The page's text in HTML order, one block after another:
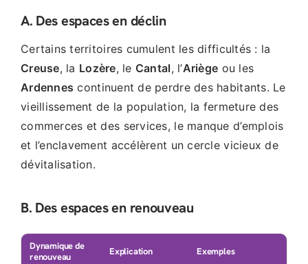
A. Des espaces en déclin
Certains territoires cumulent les difficultés : la
Creuse, la Lozère, le Cantal, l’Ariège ou les
Ardennes continuent de perdre des habitants. Le
vieillissement de la population, la fermeture des
commerces et des services, le manque d’emplois
et l’enclavement accélèrent un cercle vicieux de
dévitalisation.
B. Des espaces en renouveau
Dynamique de
renouveau
Explication Exemples